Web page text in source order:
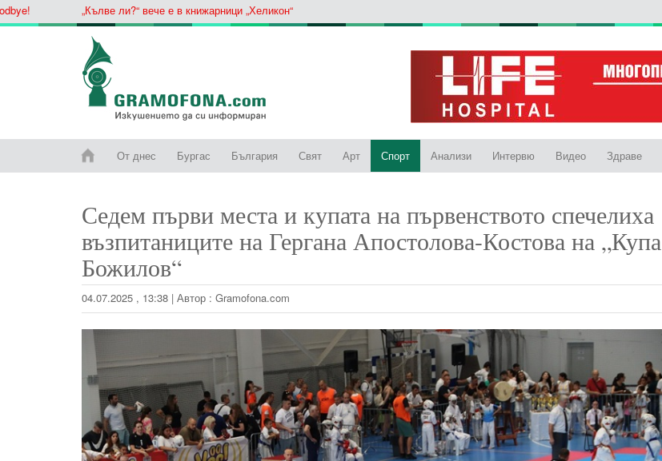
„Кълве ли?“ вече е в книжарници „Хеликон“
От днес Бургас България Свят Арт Спорт Анализи Интервю Видео Здраве
Седем първи места и купата на първенството спечелиха
възпитаниците на Гергана Апостолова-Костова на „Купа
Божилов“
04.07.2025 , 13:38 | Автор : Gramofona.com